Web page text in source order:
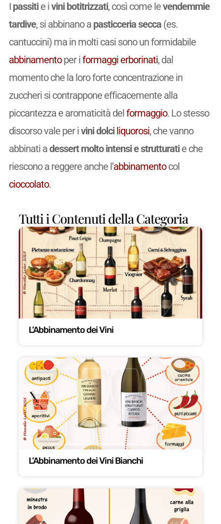
I passitie ivini botitrizzati, così come levendemmie
tardive, si abbinano a pasticceria secca(es.
cantuccini) ma in molti casi sono un formidabile
abbinamentoper iformaggi erborinati, dal
momento che la loro forte concentrazione in
zuccheri si contrappone efficacemente alla
piccantezza e aromaticità delformaggio. Lo stesso
discorso vale per ivini dolciliquorosi, che vanno
abbinati adessert molto intensi e strutturatie che
riescono a reggere anche l’abbinamentocol
cioccolato.
Tutti i Contenuti della Categoria
L’Abbinamento dei Vini
L’Abbinamento dei Vini Bianchi